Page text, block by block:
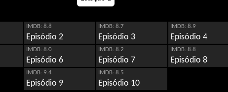
IMDB: 8.8
Episódio 2
IMDB: 8.7
Episódio 3
IMDB: 8.9
Episódio 4
IMDB: 8.0
Episódio 6
IMDB: 8.2
Episódio 7
IMDB: 8.8
Episódio 8
IMDB: 9.4
Episódio 9
IMDB: 8.5
Episódio 10